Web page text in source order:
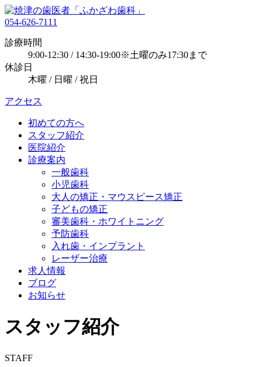
054-626-7111
診療時間
9:00-12:30 / 14:30-19:00※土曜のみ17:30まで
休診日
木曜 / 日曜 / 祝日
アクセス
初めての方へ
スタッフ紹介
医院紹介
診療案内
一般歯科
小児歯科
大人の矯正・マウスピース矯正
子どもの矯正
審美歯科・ホワイトニング
予防歯科
入れ歯・インプラント
レーザー治療
求人情報
ブログ
お知らせ
スタッフ紹介
STAFF